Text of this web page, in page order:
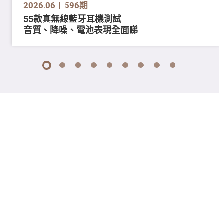
2026.06 596期
55款真無線藍牙耳機測試
音質、降噪、電池表現全面睇
1 2 3 4 5 6 7 8 9